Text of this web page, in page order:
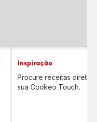
Inspiração
Procure receitas
sua Cookeo Touch.